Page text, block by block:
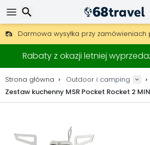
Darmowa wysyłka przy zamówieniach
30 dni na zwrot, 90 dni na drewniane
Najlepsze ceny na sprzęt outdoorowy
Rabaty z okazji letniej
Strona główna Outdoor i camping
Zestaw kuchenny MSR Pocket Rocket 2
Wyszukaj